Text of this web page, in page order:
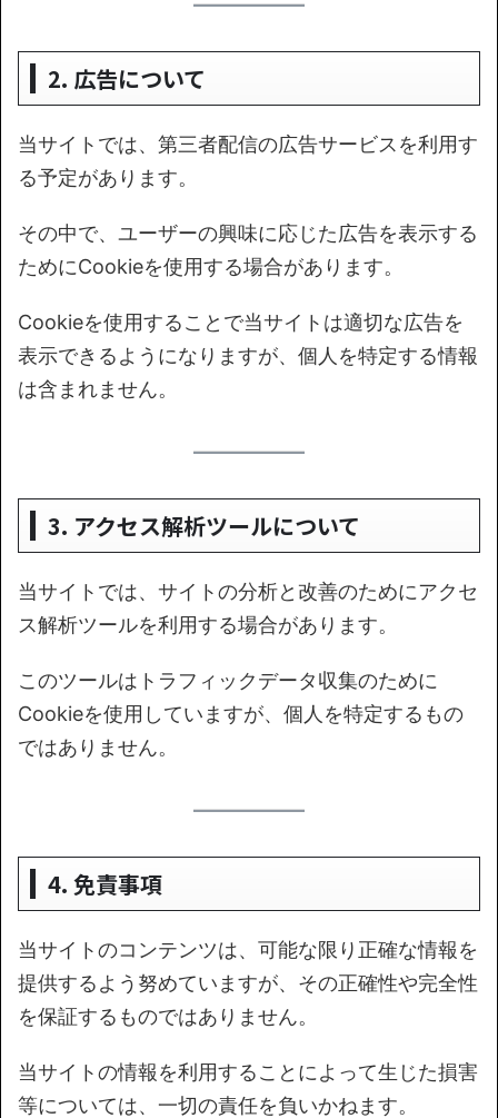
2. 広告について
当サイトでは、第三者配信の広告サービスを利用す
る予定があります。
その中で、ユーザーの興味に応じた広告を表示する
ためにCookieを使用する場合があります。
Cookieを使用することで当サイトは適切な広告を
表示できるようになりますが、個人を特定する情報
は含まれません。
3. アクセス解析ツールについて
当サイトでは、サイトの分析と改善のためにアクセ
ス解析ツールを利用する場合があります。
このツールはトラフィックデータ収集のために
Cookieを使用していますが、個人を特定するもの
ではありません。
4. 免責事項
当サイトのコンテンツは、可能な限り正確な情報を
提供するよう努めていますが、その正確性や完全性
を保証するものではありません。
当サイトの情報を利用することによって生じた損害
等については、一切の責任を負いかねます。